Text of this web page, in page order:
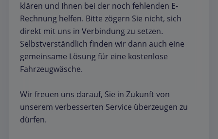
klären und Ihnen bei der noch fehlenden E-
Rechnung helfen. Bitte zögern Sie nicht, sich
direkt mit uns in Verbindung zu setzen.
Selbstverständlich finden wir dann auch eine
gemeinsame Lösung für eine kostenlose
Fahrzeugwäsche.
Wir freuen uns darauf, Sie in Zukunft von
unserem verbesserten Service überzeugen zu
dürfen.